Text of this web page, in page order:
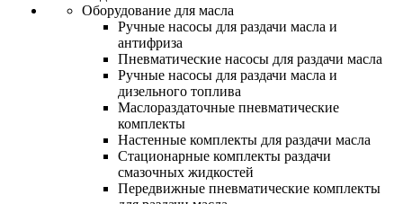
Оборудование для масла
Ручные насосы для раздачи масла и
антифриза
Пневматические насосы для раздачи масла
Ручные насосы для раздачи масла и
дизельного топлива
Маслораздаточные пневматические
комплекты
Настенные комплекты для раздачи масла
Стационарные комплекты раздачи
смазочных жидкостей
Передвижные пневматические комплекты